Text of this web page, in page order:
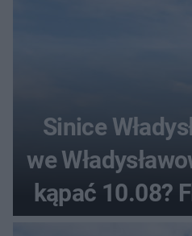
Sinice
we
kąpać 10.08?